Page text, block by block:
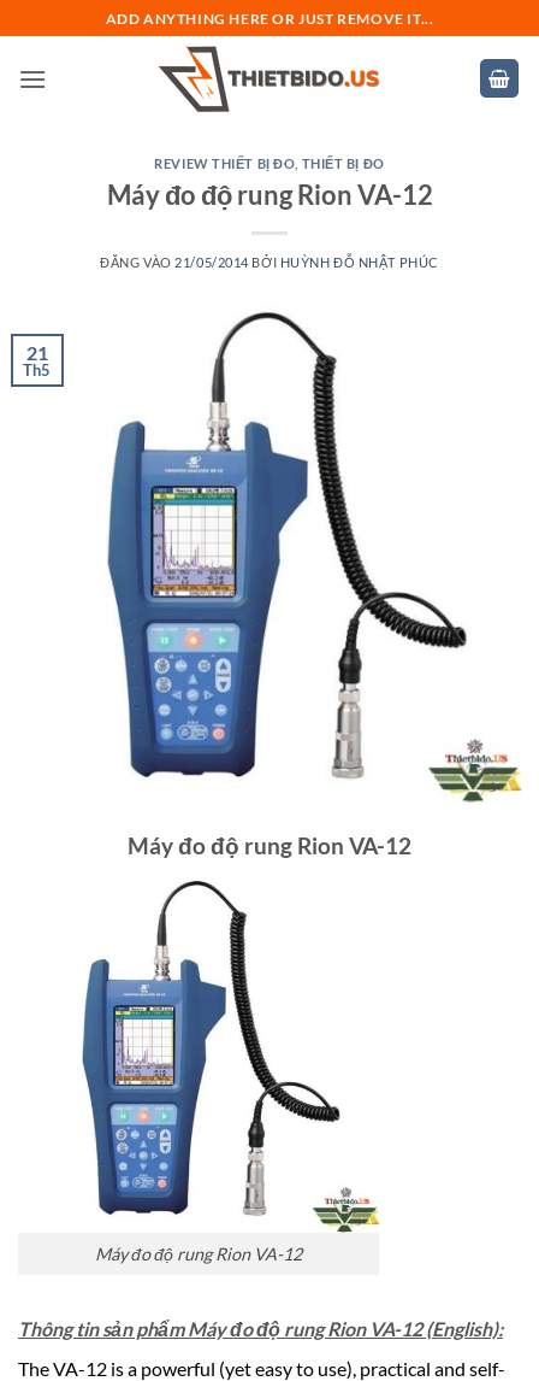
qua
nội
ADD ANYTHING HERE OR JUST REMOVE IT...
REVIEW THIẾT BỊ ĐO THIẾT BỊ ĐO
Máy đo độ rung Rion VA-12
ĐĂNG VÀO 21/05/2014 BỞI HUỲNH ĐỖ NHẬT PHÚC
21
Th5
Máy đo độ rung Rion VA-12
Máy đo độ rung Rion VA-12
Thông tin sản phẩm Máy đo độ rung Rion VA-12 (English):
The VA-12 is a powerful (yet easy to use), practical and self-